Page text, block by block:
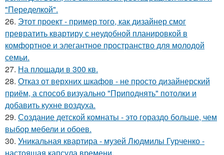
"Переделкой".
26. Этот проект - пример того, как дизайнер смог
превратить квартиру с неудобной планировкой в
комфортное и элегантное пространство для молодой
семьи.
27. На площади в 300 кв.
28. Отказ от верхних шкафов - не просто дизайнерский
приём, а способ визуально "Приподнять" потолки и
добавить кухне воздуха.
29. Создание детской комнаты - это гораздо больше, чем
выбор мебели и обоев.
30. Уникальная квартира - музей Людмилы Гурченко -